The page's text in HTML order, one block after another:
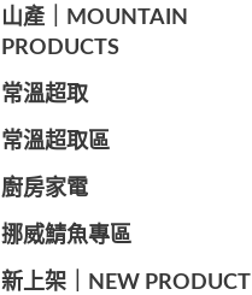
山產｜MOUNTAIN
PRODUCTS
常溫超取
常溫超取區
廚房家電
️挪威鯖魚專區
️新上架｜NEW PRODUCT